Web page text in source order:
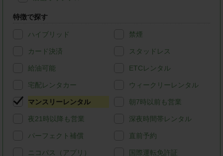
特徴で探す
ハイブリッド 禁煙
カード決済 スタッドレス
給油可能 ETCレンタル
宅配レンタカー ウィークリーレンタル
マンスリーレンタル 朝7時以前も営業
夜21時以降も営業 深夜時間帯レンタル
パーフェクト補償 直前予約
ニコパス（アプリ） 国際運転免許証